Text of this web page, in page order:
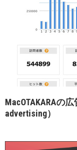
MacOTAKARAの
advertising）